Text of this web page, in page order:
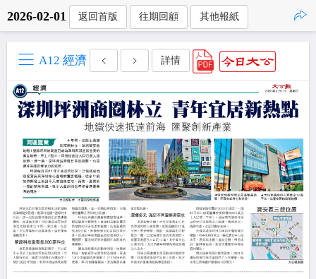
2026-02-01 返回首版 往期回顧 其他報紙
A12 經濟 詳情